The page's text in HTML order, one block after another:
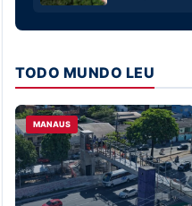
TODO MUNDO LEU
MANAUS